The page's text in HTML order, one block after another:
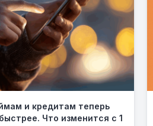
и кредитам теперь
Что изменится с 1